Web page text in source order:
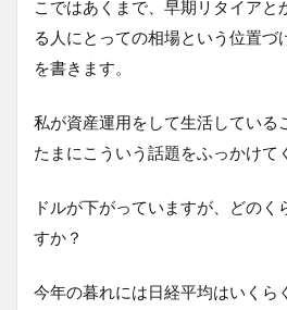
こではあくまで、早期リタイアと
る人にとっての相場という位置づ
を書きます。
私が資産運用をして生活している
たまにこういう話題をふっかけて
ドルが下がっていますが、どのく
すか？
今年の暮れには日経平均はいくら